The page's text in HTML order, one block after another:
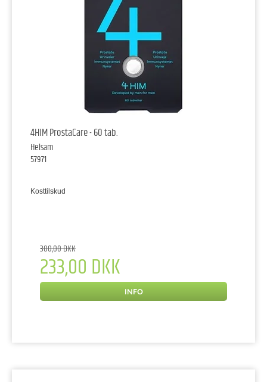
4HIM ProstaCare - 60 tab.
Helsam
57971
Kosttilskud
300,00 DKK
233,00 DKK
INFO